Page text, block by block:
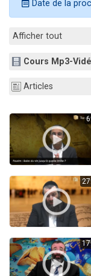
Date de la
Afficher tout
Cours Mp3-
Articles